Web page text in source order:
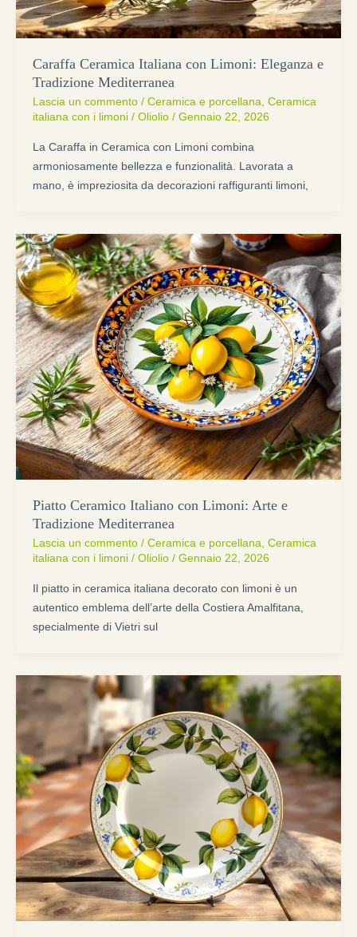
Caraffa Ceramica Italiana con Limoni: Eleganza e
Tradizione Mediterranea
Lascia un commento / Ceramica e porcellana, Ceramica
italiana con i limoni/ Oliolio / Gennaio 22, 2026
La Caraffa in Ceramica con Limoni combina
armoniosamente bellezza e funzionalità. Lavorata a
mano, è impreziosita da decorazioni raffiguranti limoni,
Piatto Ceramico Italiano con Limoni: Arte e
Tradizione Mediterranea
Lascia un commento / Ceramica e porcellana, Ceramica
italiana con i limoni/ Oliolio / Gennaio 22, 2026
Il piatto in ceramica italiana decorato con limoni è un
autentico emblema dell’arte della Costiera Amalfitana,
specialmente di Vietri sul